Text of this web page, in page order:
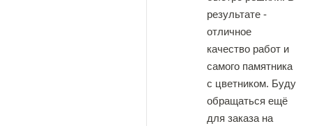
результате -
отличное
качество работ и
самого памятника
с цветником. Буду
обращаться ещё
для заказа на